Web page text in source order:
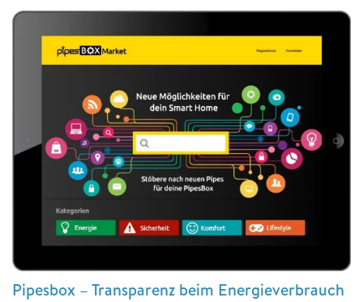
Pipesbox – Transparenz beim Energieverbrauch